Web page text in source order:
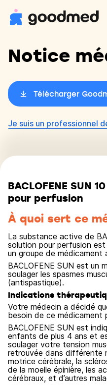
Notice
Télécharger
Je suis un professionnel
BACLOFENE SUN
pour perfusion
À quoi sert ce
La substance active de
solution pour perfusion
un groupe de médicament
BACLOFENE SUN est un
soulager les spasmes
(antispastique).
Indications
Votre médecin a décidé
besoin de ce médicament
BACLOFENE SUN est
enfants de plus 4 ans et
soulager votre tension
retrouvée dans différente
motrice cérébrale, la
de la moelle épinière, les
cérébraux, et d’autres